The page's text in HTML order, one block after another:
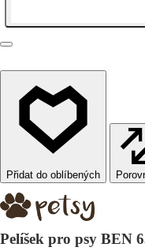
Pelíšek pro psy BEN